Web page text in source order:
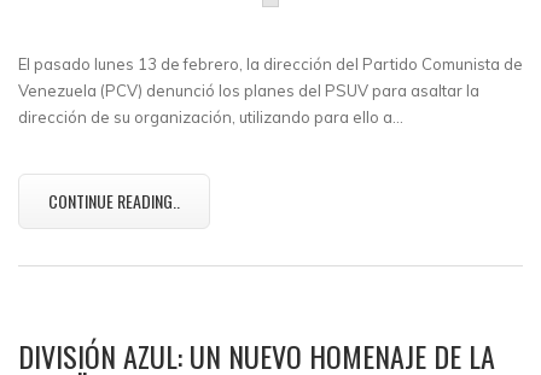
El pasado lunes 13 de febrero, la dirección del Partido Comunista de
Venezuela (PCV) denunció los planes del PSUV para asaltar la
dirección de su organización, utilizando para ello a…
CONTINUE READING..
DIVISIÓN AZUL: UN NUEVO HOMENAJE DE LA